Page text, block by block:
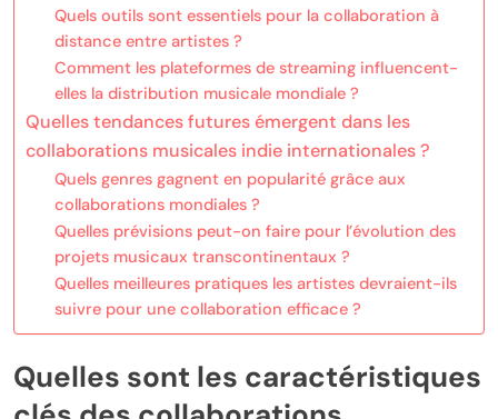
Quels outils sont essentiels pour la collaboration à
distance entre artistes ?
Comment les plateformes de streaming influencent-
elles la distribution musicale mondiale ?
Quelles tendances futures émergent dans les
collaborations musicales indie internationales ?
Quels genres gagnent en popularité grâce aux
collaborations mondiales ?
Quelles prévisions peut-on faire pour l’évolution des
projets musicaux transcontinentaux ?
Quelles meilleures pratiques les artistes devraient-ils
suivre pour une collaboration efficace ?
Quelles sont les caractéristiques